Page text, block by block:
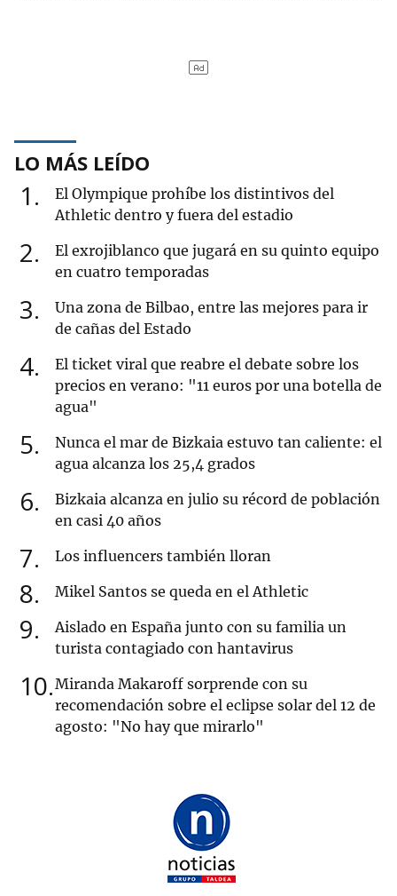
LO MÁS LEÍDO
1
El Olympique prohíbe los distintivos del
Athletic dentro y fuera del estadio
2
El exrojiblanco que jugará en su quinto equipo
en cuatro temporadas
3
Una zona de Bilbao, entre las mejores para ir
de cañas del Estado
4
El ticket viral que reabre el debate sobre los
precios en verano: "11 euros por una botella de
agua"
5
Nunca el mar de Bizkaia estuvo tan caliente: el
agua alcanza los 25,4 grados
6
Bizkaia alcanza en julio su récord de población
en casi 40 años
7 Los influencers también lloran
8 Mikel Santos se queda en el Athletic
9
Aislado en España junto con su familia un
turista contagiado con hantavirus
10 Miranda Makaroff sorprende con su
recomendación sobre el eclipse solar del 12 de
agosto: "No hay que mirarlo"